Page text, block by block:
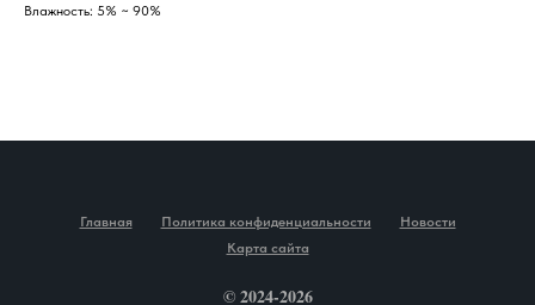
Влажность: 5% ~ 90%
Главная Политика конфиденциальности
Новости
Карта сайта
© 2024-2026